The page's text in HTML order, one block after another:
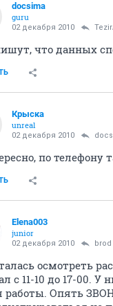
docsima
guru
02 декабря 2010
что данных
Крыска
unreal
02 декабря 2010
по телефону
Elena003
junior
02 декабря 2010 brod
осмотреть
с 11-10 до 17-00.
работы. Опять